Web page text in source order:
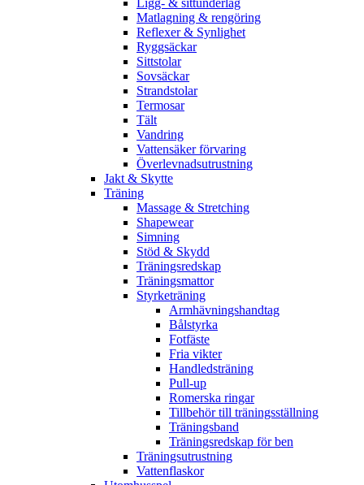
Ligg- & sittunderlag
Matlagning & rengöring
Reflexer & Synlighet
Ryggsäckar
Sittstolar
Sovsäckar
Strandstolar
Termosar
Tält
Vandring
Vattensäker förvaring
Överlevnadsutrustning
Jakt & Skytte
Träning
Massage & Stretching
Shapewear
Simning
Stöd & Skydd
Träningsredskap
Träningsmattor
Styrketräning
Armhävningshandtag
Bålstyrka
Fotfäste
Fria vikter
Handledsträning
Pull-up
Romerska ringar
Tillbehör till träningsställning
Träningsband
Träningsredskap för ben
Träningsutrustning
Vattenflaskor